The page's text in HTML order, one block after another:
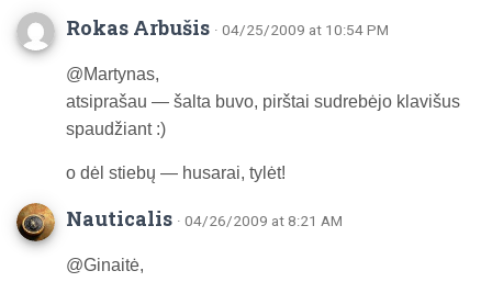
Rokas Arbušis · 04/25/2009 at 10:54 PM
@Martynas,
atsiprašau — šalta buvo, pirštai sudrebėjo klavišus
spaudžiant :)
o dėl stiebų — husarai, tylėt!
Nauticalis · 04/26/2009 at 8:21 AM
@Ginaitė,